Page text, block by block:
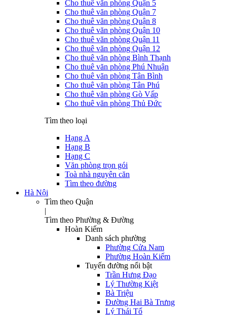
Cho thuê văn phòng Quận 5
Cho thuê văn phòng Quận 7
Cho thuê văn phòng Quận 8
Cho thuê văn phòng Quận 10
Cho thuê văn phòng Quận 11
Cho thuê văn phòng Quận 12
Cho thuê văn phòng Bình Thạnh
Cho thuê văn phòng Phú Nhuận
Cho thuê văn phòng Tân Bình
Cho thuê văn phòng Tân Phú
Cho thuê văn phòng Gò Vấp
Cho thuê văn phòng Thủ Đức
Tìm theo loại
Hạng A
Hạng B
Hạng C
Văn phòng trọn gói
Toà nhà nguyên căn
Tìm theo đường
Hà Nội
Tìm theo Quận
|
Tìm theo Phường & Đường
Hoàn Kiếm
Danh sách phường
Phường Cửa Nam
Phường Hoàn Kiếm
Tuyến đường nổi bật
Trần Hưng Đạo
Lý Thường Kiệt
Bà Triệu
Đường Hai Bà Trưng
Lý Thái Tổ